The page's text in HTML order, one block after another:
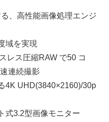
、高性能画像処理エンジ
域を実現
レス圧縮RAW で50 コ
連続撮影
4K UHD(3840×2160)/30p
式3.2型画像モニター